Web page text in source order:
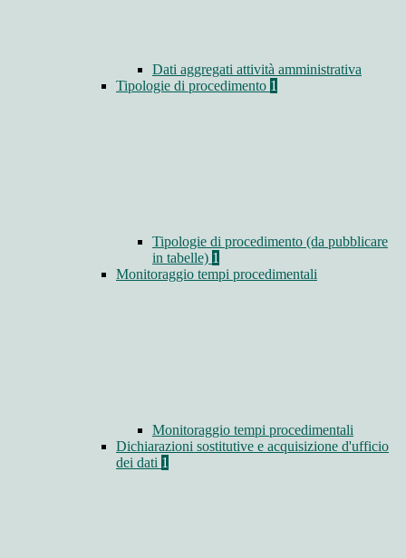
Dati aggregati attività amministrativa
Tipologie di procedimento 1
Tipologie di procedimento (da pubblicare
in tabelle) 1
Monitoraggio tempi procedimentali
Monitoraggio tempi procedimentali
Dichiarazioni sostitutive e acquisizione d'ufficio
dei dati 1